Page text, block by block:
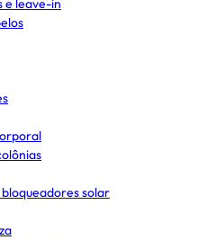
e leave-in
solar